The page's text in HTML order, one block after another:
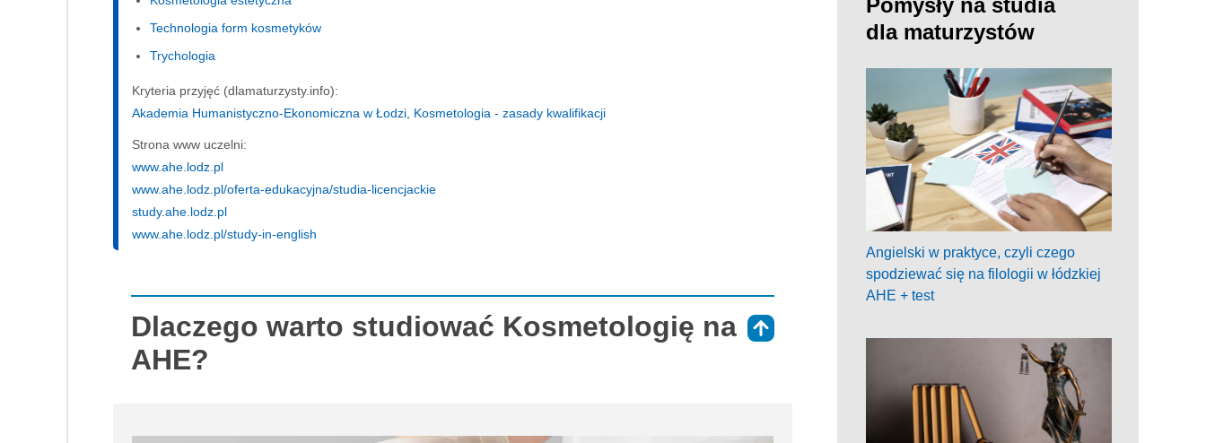
Technologia form kosmetyków
Trychologia
Kryteria przyjęć (dlamaturzysty.info):
Akademia Humanistyczno-Ekonomiczna w Łodzi, Kosmetologia - zasady kwalifikacji
Strona www uczelni:
www.ahe.lodz.pl
www.ahe.lodz.pl/oferta-edukacyjna/studia-licencjackie
study.ahe.lodz.pl
www.ahe.lodz.pl/study-in-english
Dlaczego warto studiować Kosmetologię na
AHE?
dla maturzystów
Angielski w praktyce, czyli czego
spodziewać się na filologii w łódzkiej
AHE + test